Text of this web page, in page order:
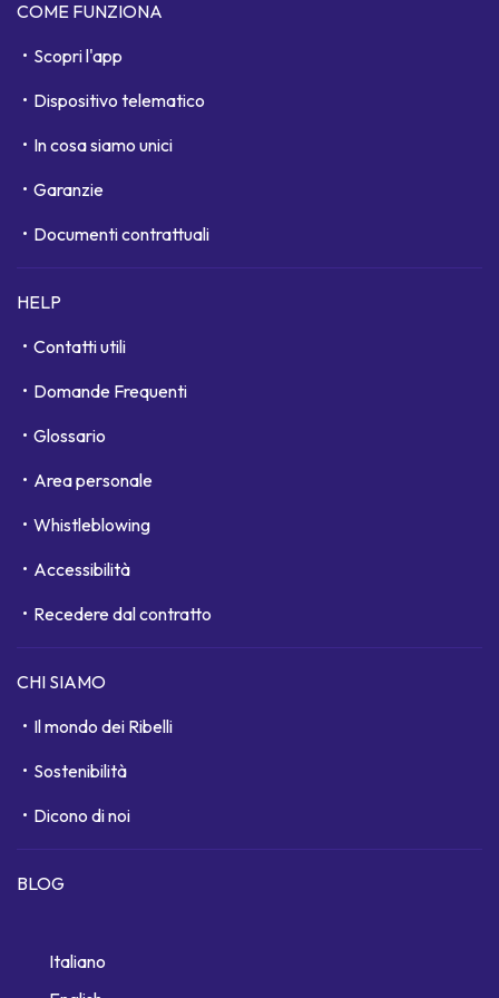
COME FUNZIONA
Scopri l'app
Dispositivo telematico
In cosa siamo unici
Garanzie
Documenti contrattuali
HELP
Contatti utili
Domande Frequenti
Glossario
Area personale
Whistleblowing
Accessibilità
Recedere dal contratto
CHI SIAMO
Il mondo dei Ribelli
Sostenibilità
Dicono di noi
BLOG
Italiano